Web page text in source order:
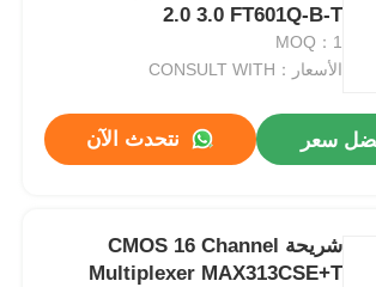
2.0 3.0 FT601Q-B-T
MOQ：1
الأسعار：CONSULT WITH
سعر نتحدث الآن
شريحة CMOS 16 Channel
Multiplexer MAX313CSE+T